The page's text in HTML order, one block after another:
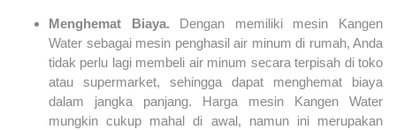
Menghemat Biaya. Dengan memiliki mesin Kangen
Water sebagai mesin penghasil air minum di rumah, Anda
tidak perlu lagi membeli air minum secara terpisah di toko
atau supermarket, sehingga dapat menghemat biaya
dalam jangka panjang. Harga mesin Kangen Water
mungkin cukup mahal di awal, namun ini merupakan